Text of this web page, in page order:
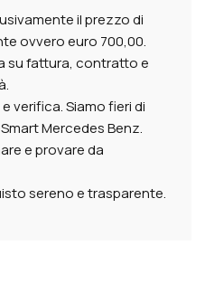
il prezzo di
ovvero euro 700,00.
su fattura, contratto e
verifica. Siamo fieri di
Mercedes Benz.
e provare da
sereno e trasparente.